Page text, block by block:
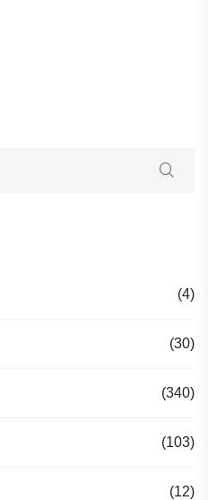
(4)
(30)
(340)
(103)
(12)